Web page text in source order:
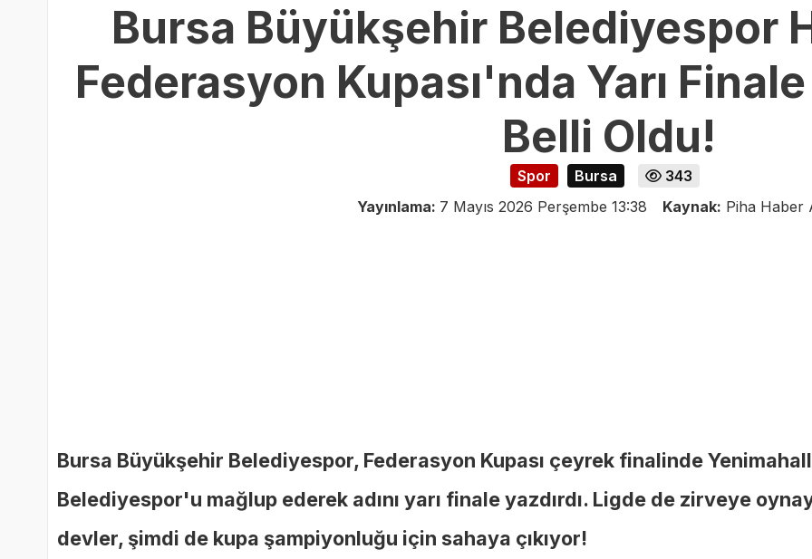
Bursa Büyükşehir Belediyespor
Federasyon Kupası'nda Yarı
Belli Oldu!
Spor Bursa
343
Yayınlama: 7 Mayıs 2026 Perşembe 13:38 Kaynak: Piha Haber
Bursa Büyükşehir Belediyespor, Federasyon Kupası çeyrek finalinde
Belediyespor'u mağlup ederek adını yarı finale yazdırdı. Ligde de zirveye
devler, şimdi de kupa şampiyonluğu için sahaya çıkıyor!